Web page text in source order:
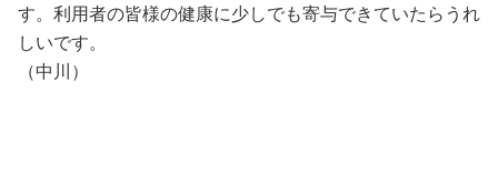
す。利用者の皆様の健康に少しでも寄与できていたらうれ
しいです。
（中川）